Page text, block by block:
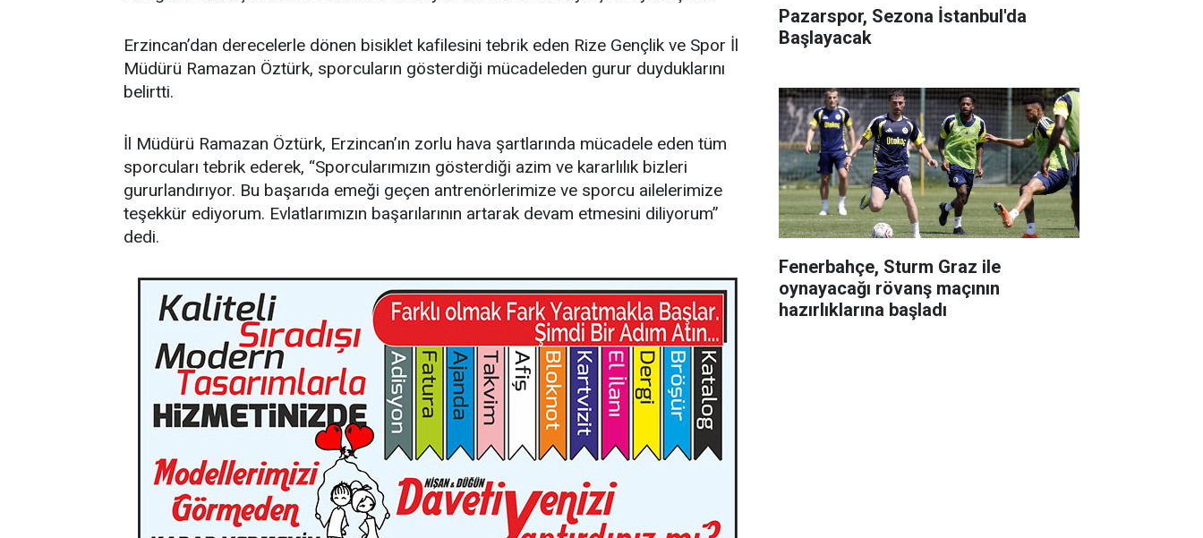
Erzincan’dan derecelerle dönen bisiklet kafilesini tebrik eden Rize Gençlik ve Spor İl
Müdürü Ramazan Öztürk, sporcuların gösterdiği mücadeleden gurur duyduklarını
belirtti.
İl Müdürü Ramazan Öztürk, Erzincan’ın zorlu hava şartlarında mücadele eden tüm
sporcuları tebrik ederek, “Sporcularımızın gösterdiği azim ve kararlılık bizleri
gururlandırıyor. Bu başarıda emeği geçen antrenörlerimize ve sporcu ailelerimize
teşekkür ediyorum. Evlatlarımızın başarılarının artarak devam etmesini diliyorum”
dedi.
Pazarspor, Sezona İstanbul'da
Başlayacak
Fenerbahçe, Sturm Graz ile
oynayacağı rövanş maçının
hazırlıklarına başladı